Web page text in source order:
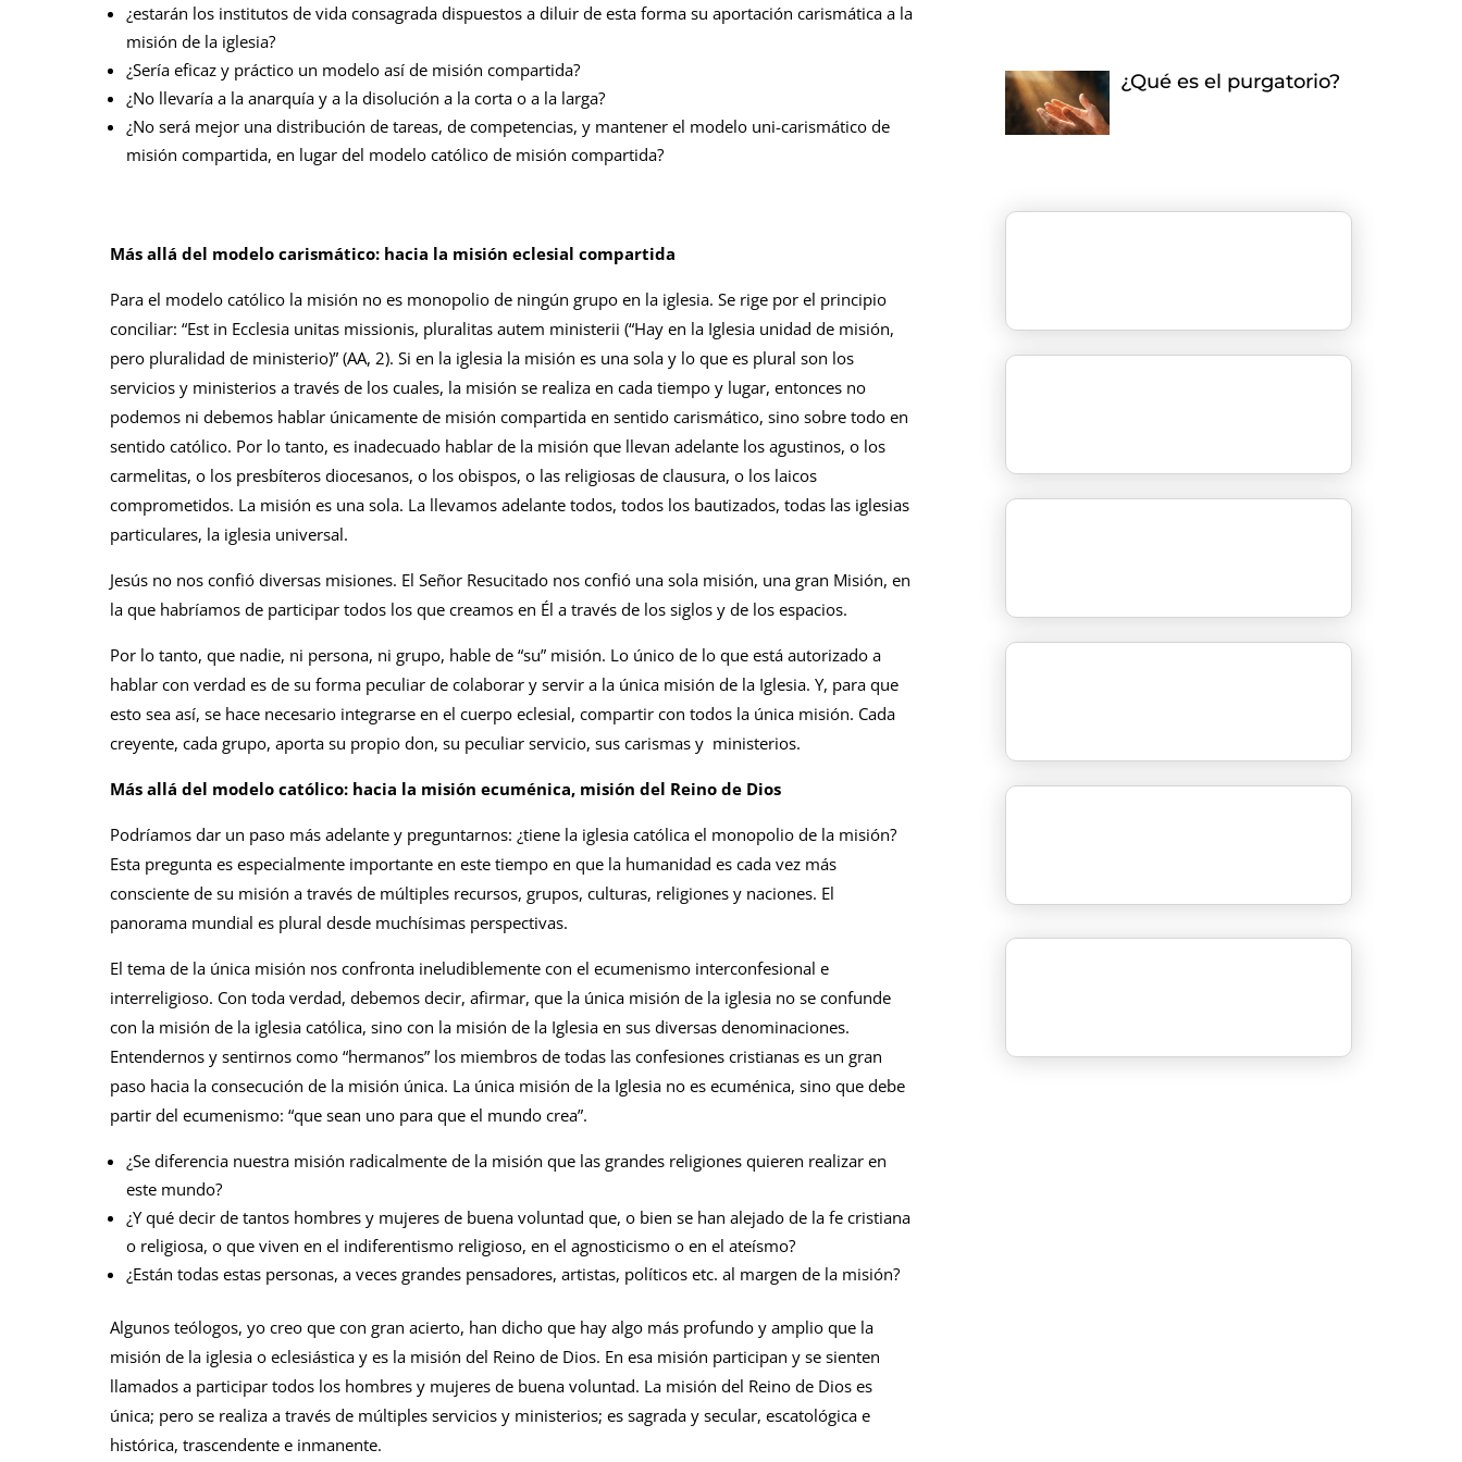
¿estarán los institutos de vida consagrada dispuestos a diluir de esta forma su aportación carismática a la
misión de la iglesia?
¿Sería eficaz y práctico un modelo así de misión compartida?
¿No llevaría a la anarquía y a la disolución a la corta o a la larga?
¿No será mejor una distribución de tareas, de competencias, y mantener el modelo uni-carismático de
misión compartida, en lugar del modelo católico de misión compartida?
Más allá del modelo carismático: hacia la misión eclesial compartida
Para el modelo católico la misión no es monopolio de ningún grupo en la iglesia. Se rige por el principio
conciliar: “Est in Ecclesia unitas missionis, pluralitas autem ministerii (“Hay en la Iglesia unidad de misión,
pero pluralidad de ministerio)” (AA, 2). Si en la iglesia la misión es una sola y lo que es plural son los
servicios y ministerios a través de los cuales, la misión se realiza en cada tiempo y lugar, entonces no
podemos ni debemos hablar únicamente de misión compartida en sentido carismático, sino sobre todo en
sentido católico. Por lo tanto, es inadecuado hablar de la misión que llevan adelante los agustinos, o los
carmelitas, o los presbíteros diocesanos, o los obispos, o las religiosas de clausura, o los laicos
comprometidos. La misión es una sola. La llevamos adelante todos, todos los bautizados, todas las iglesias
particulares, la iglesia universal.
Jesús no nos confió diversas misiones. El Señor Resucitado nos confió una sola misión, una gran Misión, en
la que habríamos de participar todos los que creamos en Él a través de los siglos y de los espacios.
Por lo tanto, que nadie, ni persona, ni grupo, hable de “su” misión. Lo único de lo que está autorizado a
hablar con verdad es de su forma peculiar de colaborar y servir a la única misión de la Iglesia. Y, para que
esto sea así, se hace necesario integrarse en el cuerpo eclesial, compartir con todos la única misión. Cada
creyente, cada grupo, aporta su propio don, su peculiar servicio, sus carismas y ministerios.
Más allá del modelo católico: hacia la misión ecuménica, misión del Reino de Dios
Podríamos dar un paso más adelante y preguntarnos: ¿tiene la iglesia católica el monopolio de la misión?
Esta pregunta es especialmente importante en este tiempo en que la humanidad es cada vez más
consciente de su misión a través de múltiples recursos, grupos, culturas, religiones y naciones. El
panorama mundial es plural desde muchísimas perspectivas.
El tema de la única misión nos confronta ineludiblemente con el ecumenismo interconfesional e
interreligioso. Con toda verdad, debemos decir, afirmar, que la única misión de la iglesia no se confunde
con la misión de la iglesia católica, sino con la misión de la Iglesia en sus diversas denominaciones.
Entendernos y sentirnos como “hermanos” los miembros de todas las confesiones cristianas es un gran
paso hacia la consecución de la misión única. La única misión de la Iglesia no es ecuménica, sino que debe
partir del ecumenismo: “que sean uno para que el mundo crea”.
¿Se diferencia nuestra misión radicalmente de la misión que las grandes religiones quieren realizar en
este mundo?
¿Y qué decir de tantos hombres y mujeres de buena voluntad que, o bien se han alejado de la fe cristiana
o religiosa, o que viven en el indiferentismo religioso, en el agnosticismo o en el ateísmo?
¿Están todas estas personas, a veces grandes pensadores, artistas, políticos etc. al margen de la misión?
Algunos teólogos, yo creo que con gran acierto, han dicho que hay algo más profundo y amplio que la
misión de la iglesia o eclesiástica y es la misión del Reino de Dios. En esa misión participan y se sienten
llamados a participar todos los hombres y mujeres de buena voluntad. La misión del Reino de Dios es
única; pero se realiza a través de múltiples servicios y ministerios; es sagrada y secular, escatológica e
histórica, trascendente e inmanente.
¿Qué es el purgatorio?